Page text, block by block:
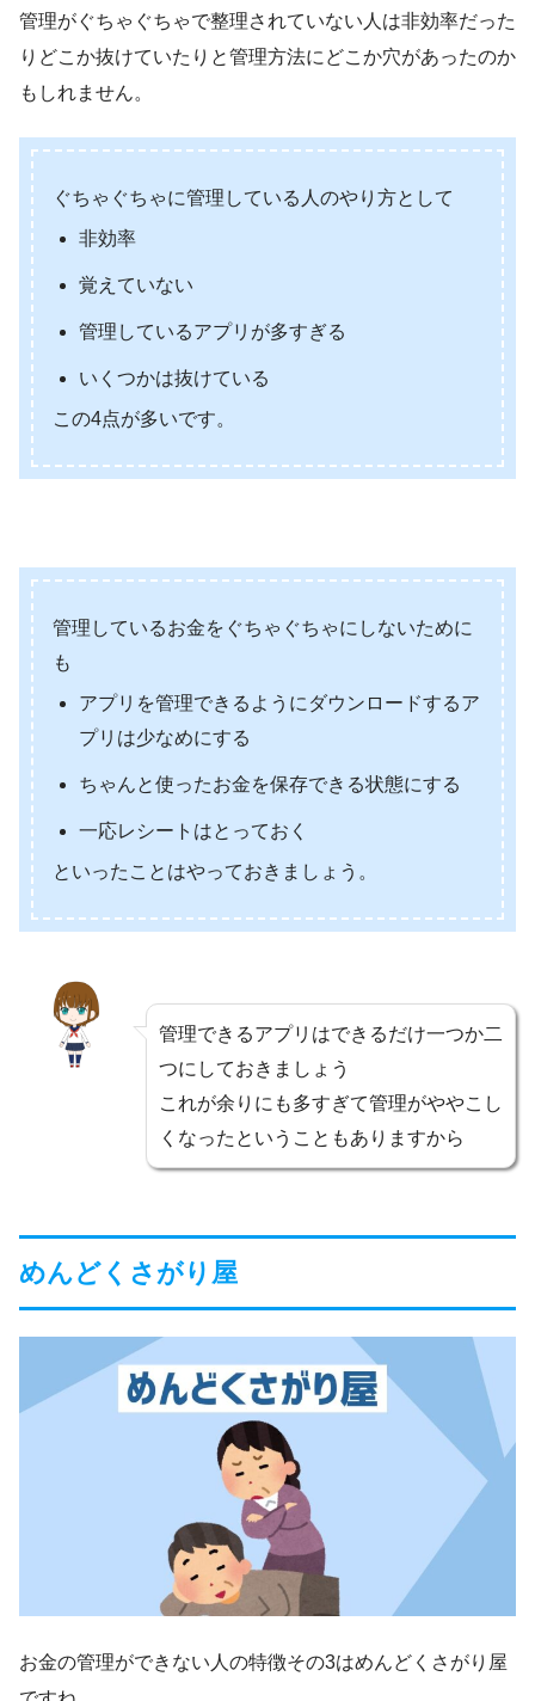
管理がぐちゃぐちゃで整理されていない人は非効率だった
りどこか抜けていたりと管理方法にどこか穴があったのか
もしれません。
ぐちゃぐちゃに管理している人のやり方として
非効率
覚えていない
管理しているアプリが多すぎる
いくつかは抜けている
この4点が多いです。
管理しているお金をぐちゃぐちゃにしないために
も
アプリを管理できるようにダウンロードするア
プリは少なめにする
ちゃんと使ったお金を保存できる状態にする
一応レシートはとっておく
といったことはやっておきましょう。
管理できるアプリはできるだけ一つか二
つにしておきましょう
これが余りにも多すぎて管理がややこし
くなったということもありますから
めんどくさがり屋
お金の管理ができない人の特徴その3はめんどくさがり屋